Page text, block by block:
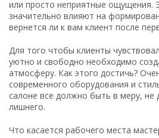
или просто неприятные ощущения.
значительно влияют на
вернется ли к вам клиент после
Для того чтобы клиенты
уютно и свободно необходимо
атмосферу. Как этого достичь?
современного оборудования и
салоне все должно быть в меру, не
лишнего.
Что касается рабочего места